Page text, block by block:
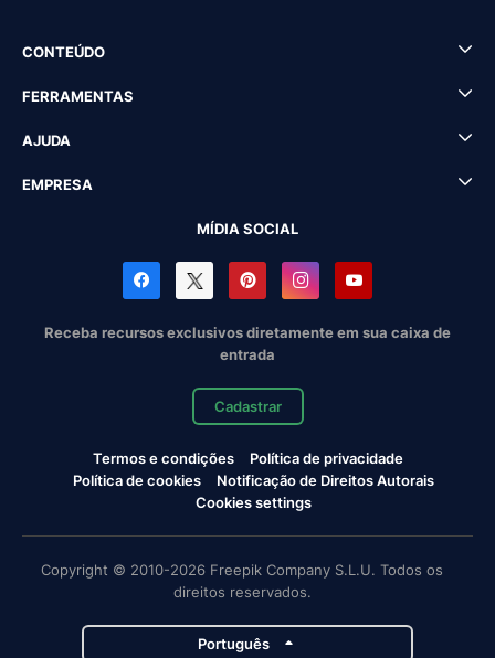
CONTEÚDO
FERRAMENTAS
AJUDA
EMPRESA
MÍDIA SOCIAL
Receba recursos exclusivos diretamente em sua caixa de
entrada
Cadastrar
Termos e condições
Política de privacidade
Política de cookies
Notificação de Direitos Autorais
Cookies settings
Copyright © 2010-2026 Freepik Company S.L.U. Todos os
direitos reservados.
Português